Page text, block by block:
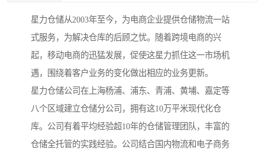
星力仓储从2003年至今，为电商企业提供仓储物流一站
式服务，为解决仓库的后顾之忧。随着跨境电商的兴
起，移动电商的迅猛发展，促使这星力抓住这一市场机
遇，围绕着客户业务的变化做出相应的业务更新。
星力仓储公司在上海杨浦、浦东、青浦、黄埔、嘉定等
八个区域建立仓储分公司，拥有这10万平米现代化仓
库。公司有着平均经验超10年的仓储管理团队，丰富的
仓储全托管的实践经验。公司结合国内物流和电子商务